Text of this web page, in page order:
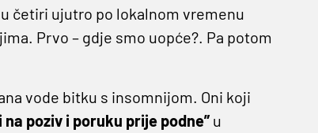
četiri ujutro po lokalnom vremenu
Prvo – gdje smo uopće?. Pa potom
vode bitku s insomnijom. Oni koji
poziv i poruku prije podne”u